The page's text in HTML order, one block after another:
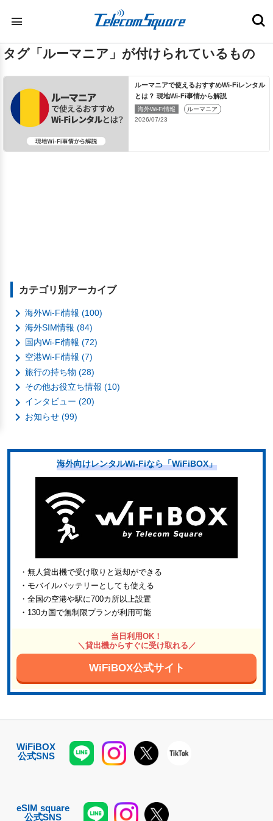
タグ「ルーマニア」が付けられているもの
ルーマニアで使えるおすすめWi-Fiレンタル
とは？ 現地Wi-Fi事情から解説
海外Wi-Fi情報
ルーマニア
2026/07/23
カテゴリ別アーカイブ
 海外Wi-Fi情報 (100)
 海外SIM情報 (84)
 国内Wi-Fi情報 (72)
 空港Wi-Fi情報 (7)
 旅行の持ち物 (28)
 その他お役立ち情報 (10)
 インタビュー (20)
 お知らせ (99)
海外向けレンタルWi-Fiなら「WiFiBOX」
・無人貸出機で受け取りと返却ができる
・モバイルバッテリーとしても使える
・全国の空港や駅に700カ所以上設置
・130カ国で無制限プランが利用可能
当日利用OK！
＼貸出機からすぐに受け取れる／
WiFiBOX公式サイト
WiFiBOX
公式SNS
eSIM square
公式SNS